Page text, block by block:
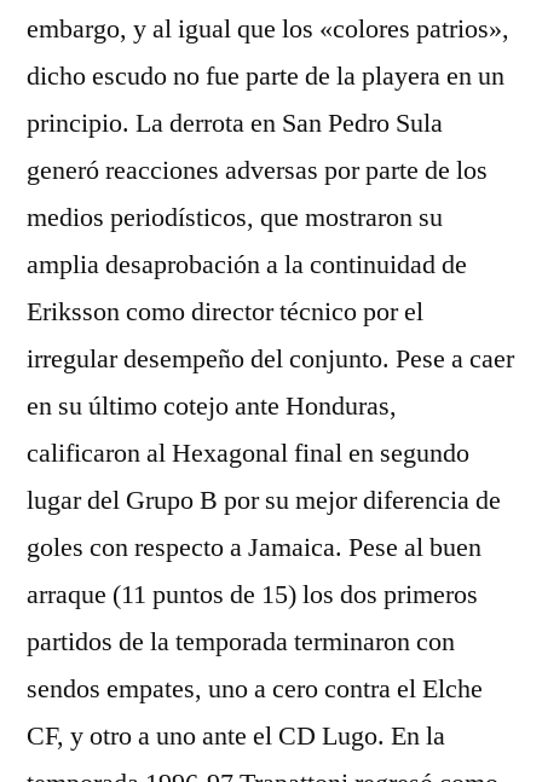
embargo, y al igual que los «colores patrios»,
dicho escudo no fue parte de la playera en un
principio. La derrota en San Pedro Sula
generó reacciones adversas por parte de los
medios periodísticos, que mostraron su
amplia desaprobación a la continuidad de
Eriksson como director técnico por el
irregular desempeño del conjunto. Pese a caer
en su último cotejo ante Honduras,
calificaron al Hexagonal final en segundo
lugar del Grupo B por su mejor diferencia de
goles con respecto a Jamaica. Pese al buen
arraque (11 puntos de 15) los dos primeros
partidos de la temporada terminaron con
sendos empates, uno a cero contra el Elche
CF, y otro a uno ante el CD Lugo. En la